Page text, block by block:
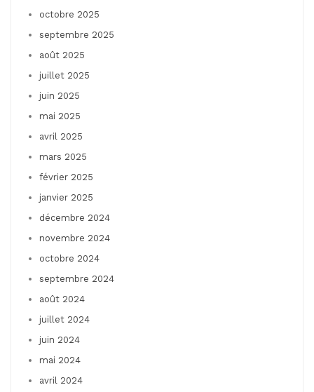
octobre 2025
septembre 2025
août 2025
juillet 2025
juin 2025
mai 2025
avril 2025
mars 2025
février 2025
janvier 2025
décembre 2024
novembre 2024
octobre 2024
septembre 2024
août 2024
juillet 2024
juin 2024
mai 2024
avril 2024